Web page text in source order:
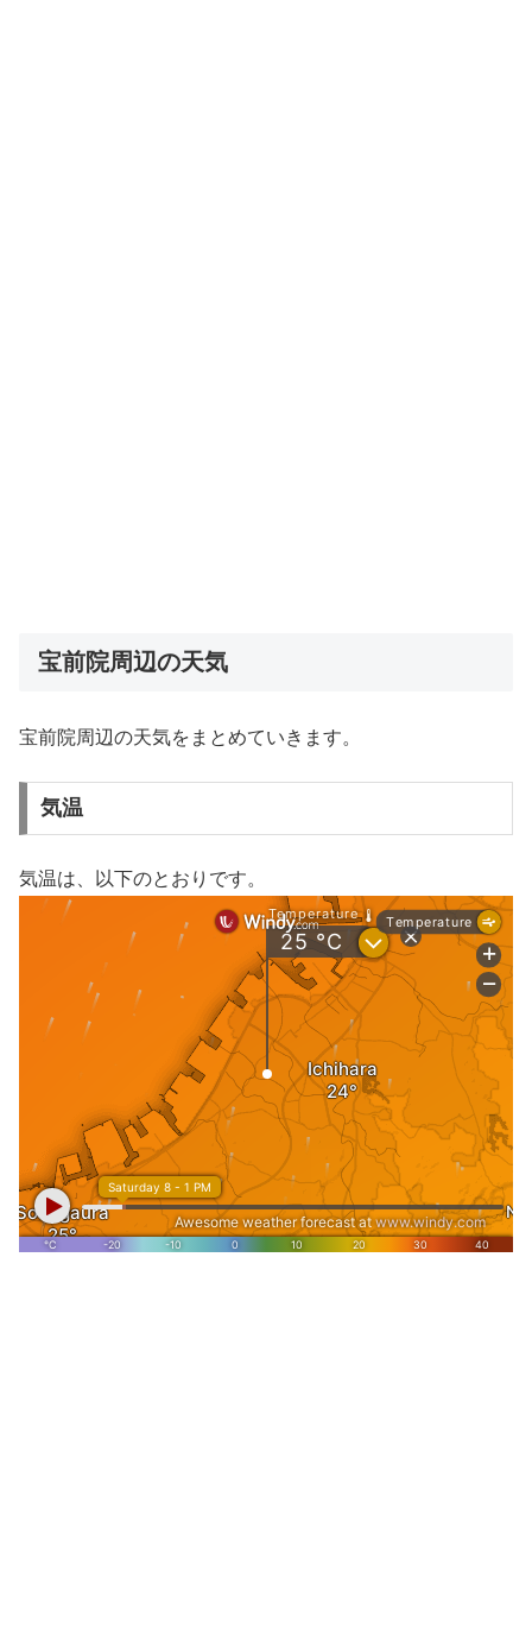
宝前院周辺の天気
宝前院周辺の天気をまとめていきます。
気温
気温は、以下のとおりです。